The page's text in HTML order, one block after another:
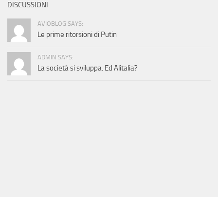
DISCUSSIONI
AVIOBLOG SAYS:
Le prime ritorsioni di Putin
ADMIN SAYS:
La società si sviluppa. Ed Alitalia?